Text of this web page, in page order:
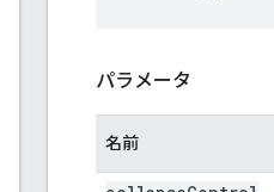
パラメータ
名前